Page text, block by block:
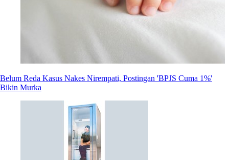
Belum Reda Kasus Nakes Nirempati, Postingan 'BPJS Cuma 1%'
Bikin Murka